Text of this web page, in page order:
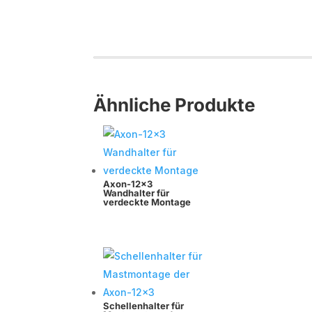
Ähnliche Produkte
Axon-12×3
Wandhalter für
verdeckte Montage
Schellenhalter für